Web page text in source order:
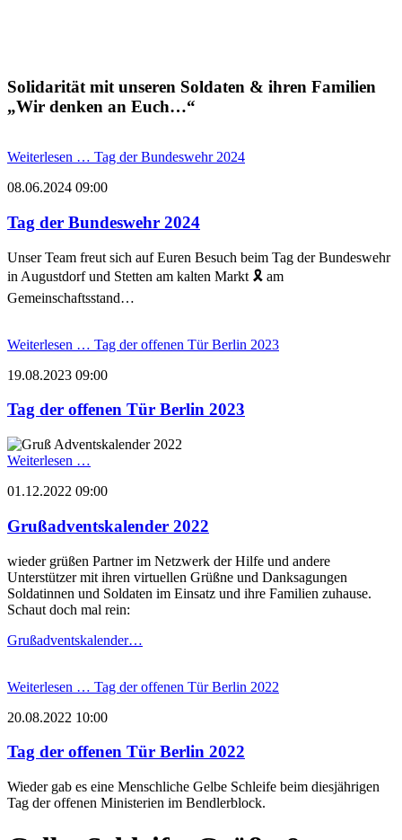
Solidarität mit unseren Soldaten & ihren Familien
„Wir denken an Euch…“
Weiterlesen … Tag der Bundeswehr 2024
08.06.2024 09:00
Tag der Bundeswehr 2024
Unser Team freut sich auf Euren Besuch beim Tag der Bundeswehr
in Augustdorf und Stetten am kalten Markt 🎗 am
Gemeinschaftsstand…
Weiterlesen … Tag der offenen Tür Berlin 2023
19.08.2023 09:00
Tag der offenen Tür Berlin 2023
Weiterlesen …
01.12.2022 09:00
Grußadventskalender 2022
wieder grüßen Partner im Netzwerk der Hilfe und andere
Unterstützer mit ihren virtuellen Grüßne und Danksagungen
Soldatinnen und Soldaten im Einsatz und ihre Familien zuhause.
Schaut doch mal rein:
Grußadventskalender…
Weiterlesen … Tag der offenen Tür Berlin 2022
20.08.2022 10:00
Tag der offenen Tür Berlin 2022
Wieder gab es eine Menschliche Gelbe Schleife beim diesjährigen
Tag der offenen Ministerien im Bendlerblock.